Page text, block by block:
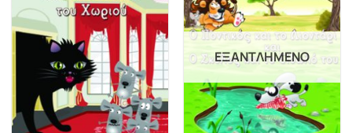
ΕΞΑΝΤΛΗΜΈΝΟ